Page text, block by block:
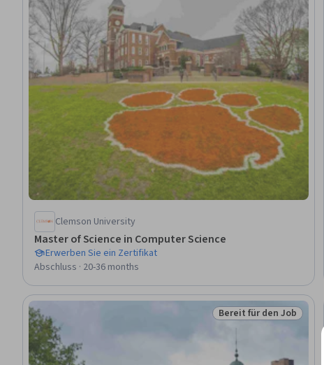
Clemson University
Master of Science in Computer Science
Erwerben Sie ein Zertifikat
Abschluss · 20-36 months
Status: Bereit für den
Bereit für den Job